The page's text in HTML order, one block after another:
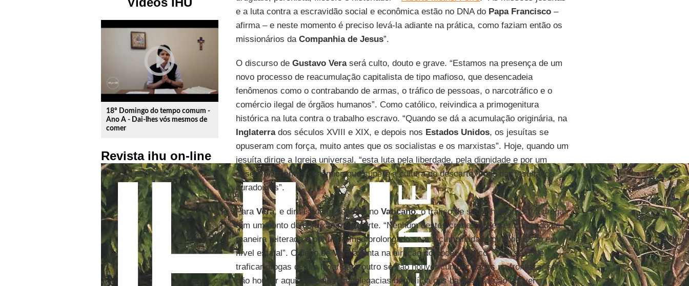
play_circle_outline
18º Domingo do tempo comum -
Ano A - Dai-lhes vós mesmos de
comer
Revista ihu on-line
e a luta contra a escravidão social e econômica estão no DNA do Papa Francisco–
afirma – e neste momento é preciso levá-la adiante na prática, como faziam então os
missionários da Companhia de Jesus”.
O discurso de Gustavo Veraserá culto, douto e grave. “Estamos na presença de um
novo processo de reacumulação capitalista de tipo mafioso, que desencadeia
fenômenos como o contrabando de armas, o tráfico de pessoas, o narcotráfico e o
comércio ilegal de órgãos humanos”. Como católico, reivindica a primogenitura
histórica na luta contra o trabalho escravo. “Quando se dá a acumulação originária, na
Inglaterrados séculos XVIII e XIX, e depois nos Estados Unidos, os jesuítas se
opuseram com força, muito antes que os socialistas e os marxistas”. Hoje, quando um
jesuíta dirige a Igreja universal, “esta luta pela liberdade, pela dignidade e por um
desenvolvimento econômico que supere a cultura do descarte, pode dar resultados
duradouros”.
Para Vera, e dirá isso em sua fala no Vaticano, o tráfico de seres humanos e a droga
têm um ponto de conexão muito forte. “Nenhum destes crimes pode ser cometido de
maneira reiterada e por um tempo prolongado sem a cumplicidade ou a omissão em
nível estatal”. O dedo deVeraaponta na direção do poder político. “Não se pode
traficar drogas de um lugar para outro se não houver cumplicidades na fronteira, se
não houver aquiescência nas delegacias de polícia dos bairros, se não houver